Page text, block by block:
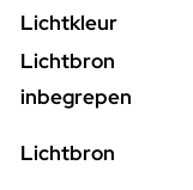
Lichtkleur
Lichtbron
inbegrepen
Lichtbron